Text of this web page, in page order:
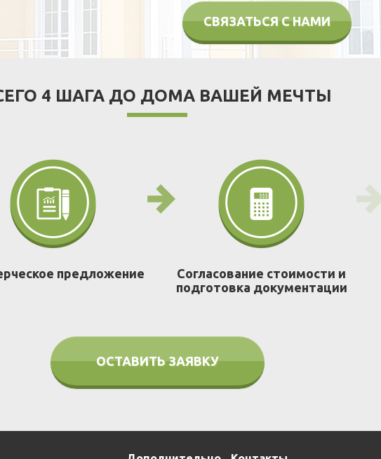
СВЯЗАТЬСЯ С НАМИ
4 ШАГА ДО ДОМА ВАШЕЙ МЕЧТЫ
предложение
Согласование стоимости и
подготовка документации
ОСТАВИТЬ ЗАЯВКУ